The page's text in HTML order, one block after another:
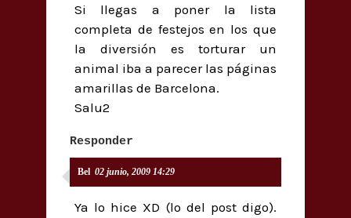
Si llegas a poner la lista
completa de festejos en los que
la diversión es torturar un
animal iba a parecer las páginas
amarillas de Barcelona.
Salu2
Responder
Bel 02 junio, 2009 14:29
Ya lo hice XD (lo del post digo).